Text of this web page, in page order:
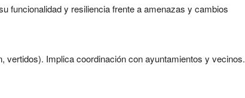
funcionalidad y resiliencia frente a amenazas y cambios
vertidos). Implica coordinación con ayuntamientos y vecinos.